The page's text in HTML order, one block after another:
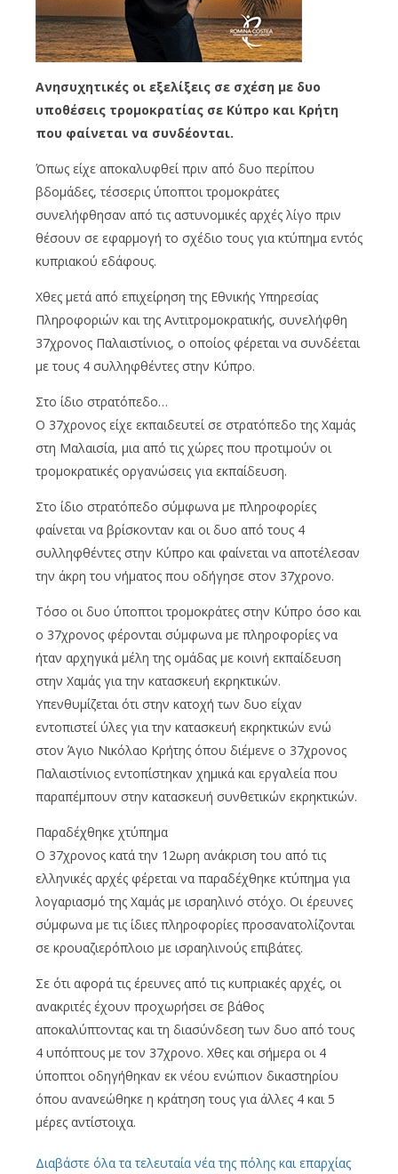
Ανησυχητικές οι εξελίξεις σε σχέση με δυο
υποθέσεις τρομοκρατίας σε Κύπρο και Κρήτη
που φαίνεται να συνδέονται.
Όπως είχε αποκαλυφθεί πριν από δυο περίπου
βδομάδες, τέσσερις ύποπτοι τρομοκράτες
συνελήφθησαν από τις αστυνομικές αρχές λίγο πριν
θέσουν σε εφαρμογή το σχέδιο τους για κτύπημα εντός
κυπριακού εδάφους.
Χθες μετά από επιχείρηση της Εθνικής Υπηρεσίας
Πληροφοριών και της Αντιτρομοκρατικής, συνελήφθη
37χρονος Παλαιστίνιος, ο οποίος φέρεται να συνδέεται
με τους 4 συλληφθέντες στην Κύπρο.
Στο ίδιο στρατόπεδο…
Ο 37χρονος είχε εκπαιδευτεί σε στρατόπεδο της Χαμάς
στη Μαλαισία, μια από τις χώρες που προτιμούν οι
τρομοκρατικές οργανώσεις για εκπαίδευση.
Στο ίδιο στρατόπεδο σύμφωνα με πληροφορίες
φαίνεται να βρίσκονταν και οι δυο από τους 4
συλληφθέντες στην Κύπρο και φαίνεται να αποτέλεσαν
την άκρη του νήματος που οδήγησε στον 37χρονο.
Τόσο οι δυο ύποπτοι τρομοκράτες στην Κύπρο όσο και
ο 37χρονος φέρονται σύμφωνα με πληροφορίες να
ήταν αρχηγικά μέλη της ομάδας με κοινή εκπαίδευση
στην Χαμάς για την κατασκευή εκρηκτικών.
Υπενθυμίζεται ότι στην κατοχή των δυο είχαν
εντοπιστεί ύλες για την κατασκευή εκρηκτικών ενώ
στον Άγιο Νικόλαο Κρήτης όπου διέμενε ο 37χρονος
Παλαιστίνιος εντοπίστηκαν χημικά και εργαλεία που
παραπέμπουν στην κατασκευή συνθετικών εκρηκτικών.
Παραδέχθηκε χτύπημα
Ο 37χρονος κατά την 12ωρη ανάκριση του από τις
ελληνικές αρχές φέρεται να παραδέχθηκε κτύπημα για
λογαριασμό της Χαμάς με ισραηλινό στόχο. Οι έρευνες
σύμφωνα με τις ίδιες πληροφορίες προσανατολίζονται
σε κρουαζιερόπλοιο με ισραηλινούς επιβάτες.
Σε ότι αφορά τις έρευνες από τις κυπριακές αρχές, οι
ανακριτές έχουν προχωρήσει σε βάθος
αποκαλύπτοντας και τη διασύνδεση των δυο από τους
4 υπόπτους με τον 37χρονο. Χθες και σήμερα οι 4
ύποπτοι οδηγήθηκαν εκ νέου ενώπιον δικαστηρίου
όπου ανανεώθηκε η κράτηση τους για άλλες 4 και 5
μέρες αντίστοιχα.
Διαβάστε όλα τα τελευταία νέα της πόλης και επαρχίας